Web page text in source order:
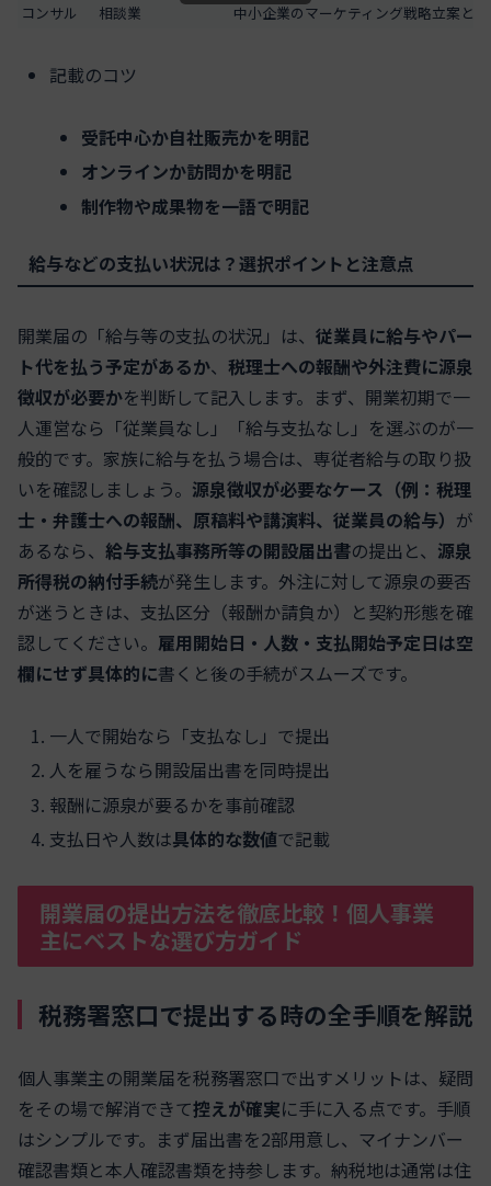
コンサル
相談業 中小企業のマーケティング戦略立案と
記載のコツ
受託中心か自社販売かを明記
オンラインか訪問かを明記
制作物や成果物を一語で明記
給与などの支払い状況は？選択ポイントと注意点
開業届の「給与等の支払の状況」は、 従業員に給与やパー
ト代を払う予定があるか、 税理士への報酬や外注費に源泉
徴収が必要かを判断して記入します。まず、開業初期で一
人運営なら「従業員なし」「給与支払なし」を選ぶのが一
般的です。家族に給与を払う場合は、専従者給与の取り扱
いを確認しましょう。 源泉徴収が必要なケース（例：税理
士・弁護士への報酬、原稿料や講演料、従業員の給与） が
あるなら、 給与支払事務所等の開設届出書の提出と、 源泉
所得税の納付手続が発生します。外注に対して源泉の要否
が迷うときは、支払区分（報酬か請負か）と契約形態を確
認してください。 雇用開始日・人数・支払開始予定日は空
欄にせず具体的に書くと後の手続がスムーズです。
一人で開始なら「支払なし」で提出
人を雇うなら開設届出書を同時提出
報酬に源泉が要るかを事前確認
支払日や人数は具体的な数値で記載
開業届の提出方法を徹底比較！個人事業
主にベストな選び方ガイド
税務署窓口で提出する時の全手順を解説
個人事業主の開業届を税務署窓口で出すメリットは、疑問
をその場で解消できて控えが確実に手に入る点です。手順
はシンプルです。まず届出書を2部用意し、マイナンバー
確認書類と本人確認書類を持参します。納税地は通常は住